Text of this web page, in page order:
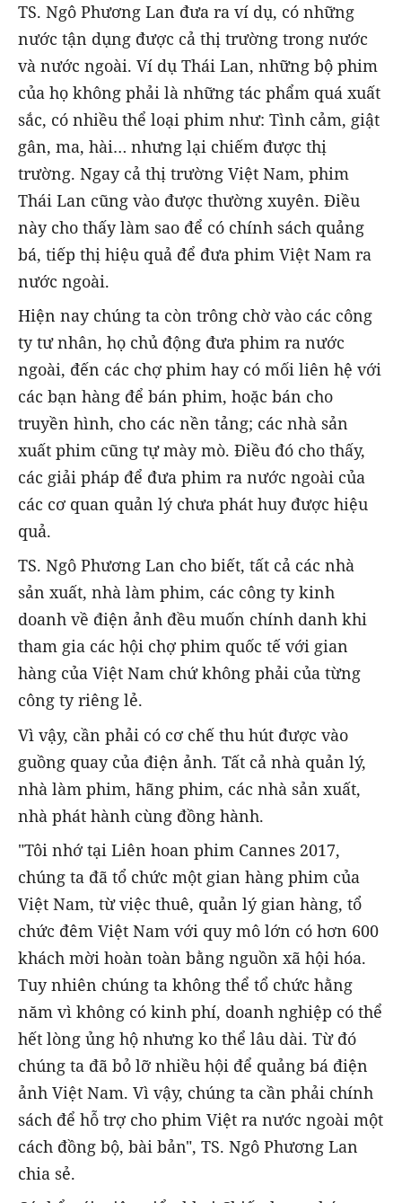
TS. Ngô Phương Lan đưa ra ví dụ, có những
nước tận dụng được cả thị trường trong nước
và nước ngoài. Ví dụ Thái Lan, những bộ phim
của họ không phải là những tác phẩm quá xuất
sắc, có nhiều thể loại phim như: Tình cảm, giật
gân, ma, hài… nhưng lại chiếm được thị
trường. Ngay cả thị trường Việt Nam, phim
Thái Lan cũng vào được thường xuyên. Điều
này cho thấy làm sao để có chính sách quảng
bá, tiếp thị hiệu quả để đưa phim Việt Nam ra
nước ngoài.
Hiện nay chúng ta còn trông chờ vào các công
ty tư nhân, họ chủ động đưa phim ra nước
ngoài, đến các chợ phim hay có mối liên hệ với
các bạn hàng để bán phim, hoặc bán cho
truyền hình, cho các nền tảng; các nhà sản
xuất phim cũng tự mày mò. Điều đó cho thấy,
các giải pháp để đưa phim ra nước ngoài của
các cơ quan quản lý chưa phát huy được hiệu
quả.
TS. Ngô Phương Lan cho biết, tất cả các nhà
sản xuất, nhà làm phim, các công ty kinh
doanh về điện ảnh đều muốn chính danh khi
tham gia các hội chợ phim quốc tế với gian
hàng của Việt Nam chứ không phải của từng
công ty riêng lẻ.
Vì vậy, cần phải có cơ chế thu hút được vào
guồng quay của điện ảnh. Tất cả nhà quản lý,
nhà làm phim, hãng phim, các nhà sản xuất,
nhà phát hành cùng đồng hành.
"Tôi nhớ tại Liên hoan phim Cannes 2017,
chúng ta đã tổ chức một gian hàng phim của
Việt Nam, từ việc thuê, quản lý gian hàng, tổ
chức đêm Việt Nam với quy mô lớn có hơn 600
khách mời hoàn toàn bằng nguồn xã hội hóa.
Tuy nhiên chúng ta không thể tổ chức hằng
năm vì không có kinh phí, doanh nghiệp có thể
hết lòng ủng hộ nhưng ko thể lâu dài. Từ đó
chúng ta đã bỏ lỡ nhiều hội để quảng bá điện
ảnh Việt Nam. Vì vậy, chúng ta cần phải chính
sách để hỗ trợ cho phim Việt ra nước ngoài một
cách đồng bộ, bài bản", TS. Ngô Phương Lan
chia sẻ.